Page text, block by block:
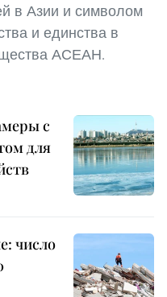
в Азии и символом
и единства в
АСЕАН.
с
для
число